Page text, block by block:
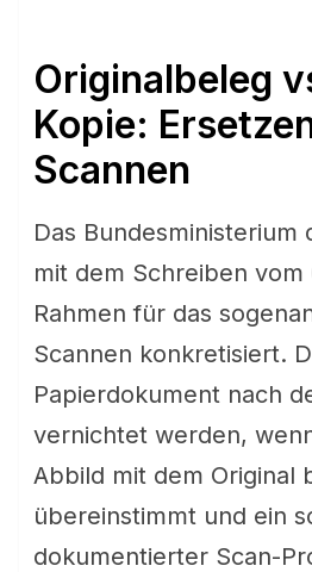
Originalbeleg
Kopie:
Scannen
Das Bundesministerium
mit dem Schreiben
Rahmen für das
Scannen konkretisiert.
Papierdokument nach
vernichtet werden,
Abbild mit dem Original
übereinstimmt und ein
dokumentierter Scan-